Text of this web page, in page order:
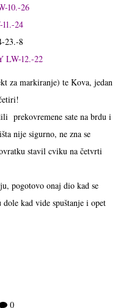
10.-26
24
23.-8
LW-12.-22
za markiranje) te Kova, jedan
prekovremene sate na brdu i
nije sigurno, ne zna se
stavil cviku na četvrti
pogotovo onaj dio kad se
kad vide spuštanje i opet
0